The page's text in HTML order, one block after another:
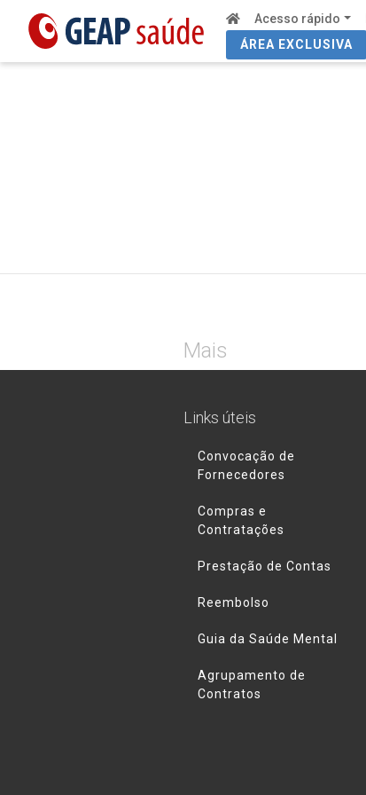
Acesso rápido
ÁREA EXCLUSIVA
Mais
Links úteis
Convocação de
Fornecedores
Compras e
Contratações
Prestação de Contas
Reembolso
Guia da Saúde Mental
Agrupamento de
Contratos